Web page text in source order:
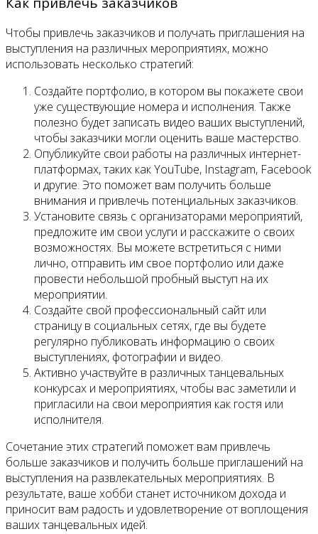
Чтобы привлечь заказчиков и получать приглашения на
выступления на различных мероприятиях, можно
использовать несколько стратегий:
Создайте портфолио, в котором вы покажете свои
уже существующие номера и исполнения. Также
полезно будет записать видео ваших выступлений,
чтобы заказчики могли оценить ваше мастерство.
Опубликуйте свои работы на различных интернет-
платформах, таких как YouTube, Instagram, Facebook
и другие. Это поможет вам получить больше
внимания и привлечь потенциальных заказчиков.
Установите связь с организаторами мероприятий,
предложите им свои услуги и расскажите о своих
возможностях. Вы можете встретиться с ними
лично, отправить им свое портфолио или даже
провести небольшой пробный выступ на их
мероприятии.
Создайте свой профессиональный сайт или
страницу в социальных сетях, где вы будете
регулярно публиковать информацию о своих
выступлениях, фотографии и видео.
Активно участвуйте в различных танцевальных
конкурсах и мероприятиях, чтобы вас заметили и
пригласили на свои мероприятия как гостя или
исполнителя.
Сочетание этих стратегий поможет вам привлечь
больше заказчиков и получить больше приглашений на
выступления на развлекательных мероприятиях. В
результате, ваше хобби станет источником дохода и
приносит вам радость и удовлетворение от воплощения
ваших танцевальных идей.